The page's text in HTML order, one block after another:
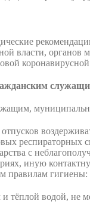
власти, органов
респираторных
с
иную
правилам гигиены:
тёплой водой, не